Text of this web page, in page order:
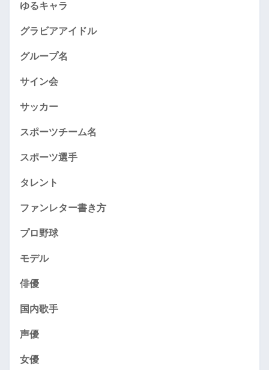
ゆるキャラ
グラビアアイドル
グループ名
サイン会
サッカー
スポーツチーム名
スポーツ選手
タレント
ファンレター書き方
プロ野球
モデル
俳優
国内歌手
声優
女優